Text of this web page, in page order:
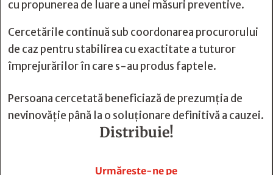
cu propunerea de luare a unei măsuri preventive.
Cercetările continuă sub coordonarea procurorului
de caz pentru stabilirea cu exactitate a tuturor
împrejurărilor în care s-au produs faptele.
Persoana cercetată beneficiază de prezumția de
nevinovăție până la o soluționare definitivă a cauzei.
Distribuie!
Urmărește-ne pe